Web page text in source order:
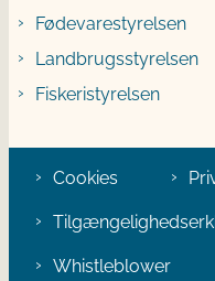
Fødevarestyrelsen
Landbrugsstyrelsen
Fiskeristyrelsen
Cookies
Whistleblower